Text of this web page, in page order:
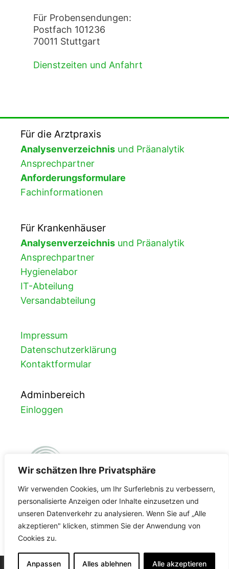
Wir schätzen Ihre Privatsphäre
Wir verwenden Cookies, um Ihr Surferlebnis zu verbessern,
personalisierte Anzeigen oder Inhalte einzusetzen und
unseren Datenverkehr zu analysieren. Wenn Sie auf „Alle
akzeptieren" klicken, stimmen Sie der Anwendung von
Cookies zu.
Anpassen Alles ablehnen Alle akzeptieren
Für Probensendungen:
Postfach 101236
70011 Stuttgart
Dienstzeiten und Anfahrt
Für die Arztpraxis
Analysenverzeichnis und Präanalytik
Ansprechpartner
Anforderungsformulare
Fachinformationen
Für Krankenhäuser
Analysenverzeichnis und Präanalytik
Ansprechpartner
Hygienelabor
IT-Abteilung
Versandabteilung
Impressum
Datenschutzerklärung
Kontaktformular
Adminbereich
Einloggen
FDA-Registrierung
3002965587